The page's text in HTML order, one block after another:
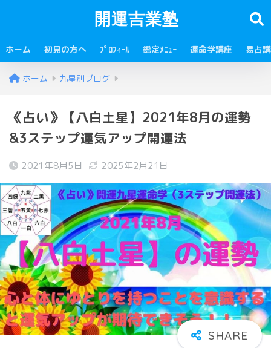
開運吉業塾
ホーム 初見の方へ ﾌﾟﾛﾌｨｰﾙ 鑑定ﾒﾆｭｰ 運命学講座 易占
ホーム 九星別ブログ
《占い》【八白土星】2021年8月の運勢
&3ステップ運気アップ開運法
2021年8月5日 2025年2月21日